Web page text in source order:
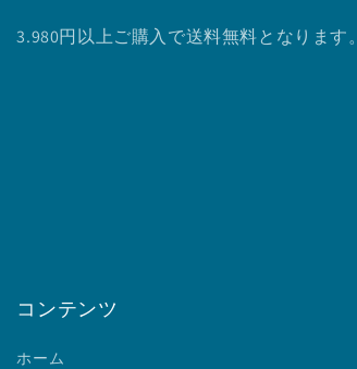
3.980円以上ご購入で送料無料となります。
コンテンツ
ホーム